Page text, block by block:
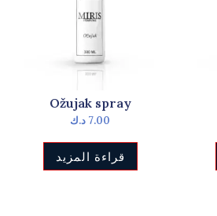
Ožujak spray
7.00 د.ك
قراءة المزيد